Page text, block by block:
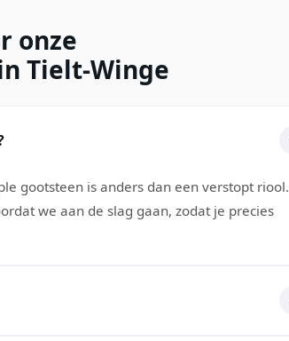
onze
Tielt-Winge
gootsteen is anders dan een verstopt riool.
we aan de slag gaan, zodat je precies